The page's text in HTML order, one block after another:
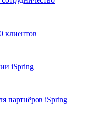
клиентов
iSpring
партнёров iSpring